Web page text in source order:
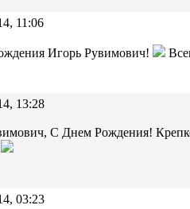
11:06
Игорь Рувимович!
13:28
С Днем Рождения!
03:23